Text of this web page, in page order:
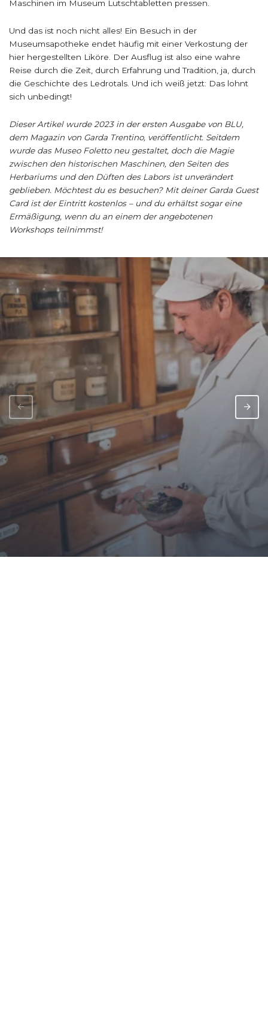
Maschinen im Museum Lutschtabletten pressen.
Und das ist noch nicht alles! Ein Besuch in der
Museumsapotheke endet häufig mit einer Verkostung der
hier hergestellten Liköre. Der Ausflug ist also eine wahre
Reise durch die Zeit, durch Erfahrung und Tradition, ja, durch
die Geschichte des Ledrotals. Und ich weiß jetzt: Das lohnt
sich unbedingt!
Dieser Artikel wurde 2023 in der ersten Ausgabe von BLU,
dem Magazin von Garda Trentino, veröffentlicht. Seitdem
wurde das Museo Foletto neu gestaltet, doch die Magie
zwischen den historischen Maschinen, den Seiten des
Herbariums und den Düften des Labors ist unverändert
geblieben. Möchtest du es besuchen? Mit deiner Garda Guest
Card ist der Eintritt kostenlos – und du erhältst sogar eine
Ermäßigung, wenn du an einem der angebotenen
Workshops teilnimmst!